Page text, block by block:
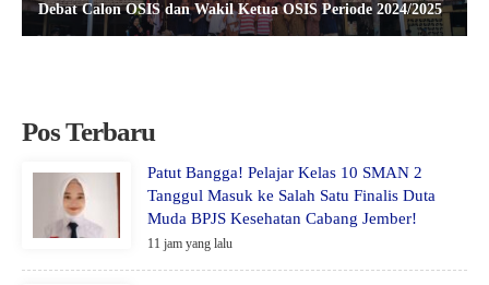
Debat Calon OSIS dan Wakil Ketua OSIS Periode 2024/2025
Pos Terbaru
Patut Bangga! Pelajar Kelas 10 SMAN 2
Tanggul Masuk ke Salah Satu Finalis Duta
Muda BPJS Kesehatan Cabang Jember!
11 jam yang lalu